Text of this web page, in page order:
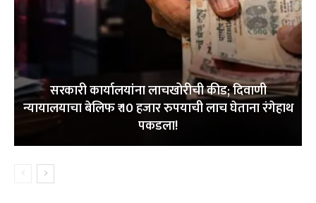
सरकारी कार्यालयांना लाचखोरीची कीड; दिवाणी
न्यायालयाचा बेलिफ ₹ 10 हजार रुपयाची लाच घेताना रंगेहाथ
पकडला!